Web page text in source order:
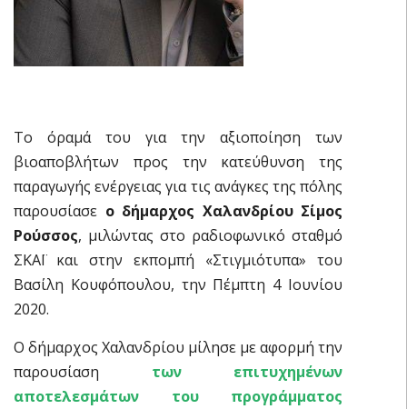
Το όραμά του για την αξιοποίηση των
βιοαποβλήτων προς την κατεύθυνση της
παραγωγής ενέργειας για τις ανάγκες της πόλης
παρουσίασε ο δήμαρχος Χαλανδρίου Σίμος
Ρούσσος, μιλώντας στο ραδιοφωνικό σταθμό
ΣΚΑΪ και στην εκπομπή «Στιγμιότυπα» του
Βασίλη Κουφόπουλου, την Πέμπτη 4 Ιουνίου
2020.
Ο δήμαρχος Χαλανδρίου μίλησε με αφορμή την
παρουσίαση των επιτυχημένων
αποτελεσμάτων του προγράμματος